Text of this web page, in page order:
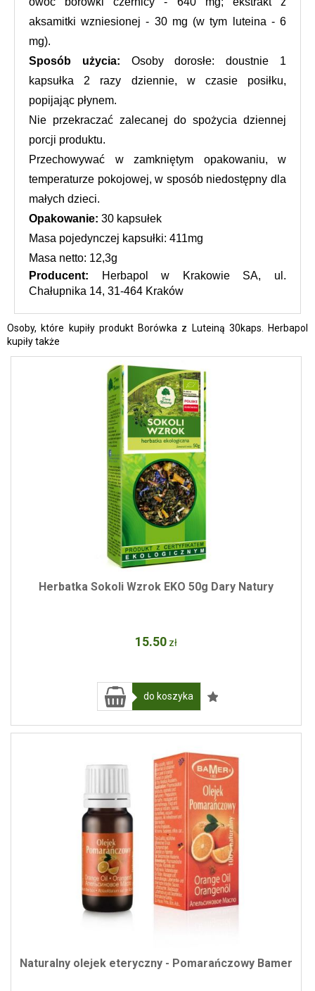
aksamitki wzniesionej - 30 mg (w tym luteina - 6
mg).
Sposób użycia: Osoby dorosłe: doustnie 1
kapsułka 2 razy dziennie, w czasie posiłku,
popijając płynem.
Nie przekraczać zalecanej do spożycia dziennej
porcji produktu.
Przechowywać w zamkniętym opakowaniu, w
temperaturze pokojowej, w sposób niedostępny dla
małych dzieci.
Opakowanie: 30 kapsułek
Masa pojedynczej kapsułki: 411mg
Masa netto: 12,3g
Producent:
Herbapol w Krakowie SA, ul.
Chałupnika 14, 31-464 Kraków
Osoby, które kupiły produkt Borówka z Luteiną 30kaps. Herbapol
kupiły także
Herbatka Sokoli Wzrok EKO 50g Dary Natury
15.50 zł
do koszyka
Naturalny olejek eteryczny - Pomarańczowy Bamer